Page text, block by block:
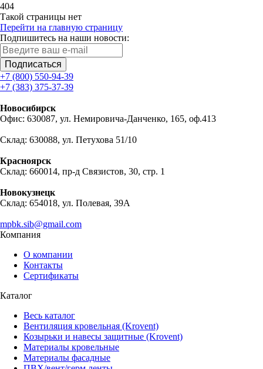
404
Такой страницы нет
Перейти на главную страницу
Подпишитесь на наши новости:
Подписаться
+7 (800) 550-94-39
+7 (383) 375-37-39
Новосибирск
Офис: 630087, ул. Немировича-Данченко, 165, оф.413
Склад: 630088, ул. Петухова 51/10
Красноярск
Склад: 660014, пр-д Связистов, 30, стр. 1
Новокузнецк
Склад: 654018, ул. Полевая, 39А
mpbk.sib@gmail.com
Компания
О компании
Контакты
Сертификаты
Каталог
Весь каталог
Вентиляция кровельная (Krovent)
Козырьки и навесы защитные (Krovent)
Материалы кровельные
Материалы фасадные